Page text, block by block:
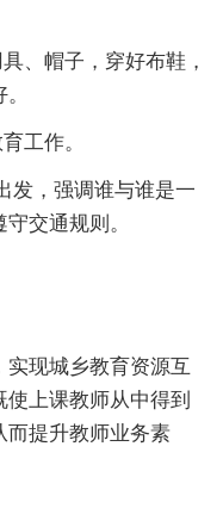
帽子，穿好布鞋，
工作。
，强调谁与谁是一
交通规则。
现城乡教育资源互
上课教师从中得到
而提升教师业务素